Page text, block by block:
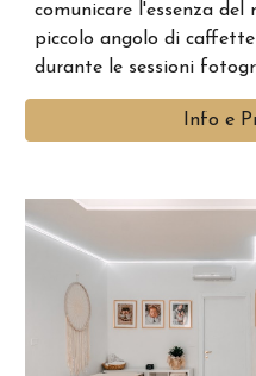
comunicare l'essenza
piccolo angolo di
durante le sessioni
Info e